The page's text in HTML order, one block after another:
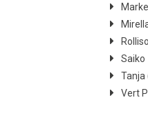
Saiko
Tanja
Vert